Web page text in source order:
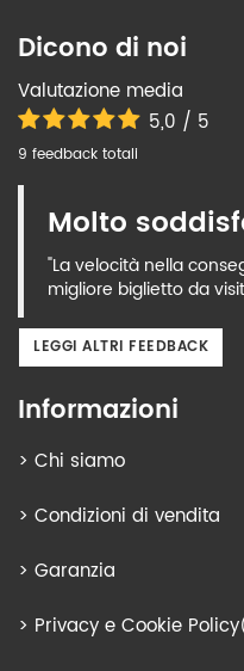
Dicono di noi
Valutazione media
5,0 / 5
9 feedback totali
Molto
"La velocità nella
migliore biglietto da
LEGGI ALTRI FEEDBACK
Informazioni
> Chi siamo
> Condizioni di vendita
> Garanzia
> Privacy e Cookie Policy